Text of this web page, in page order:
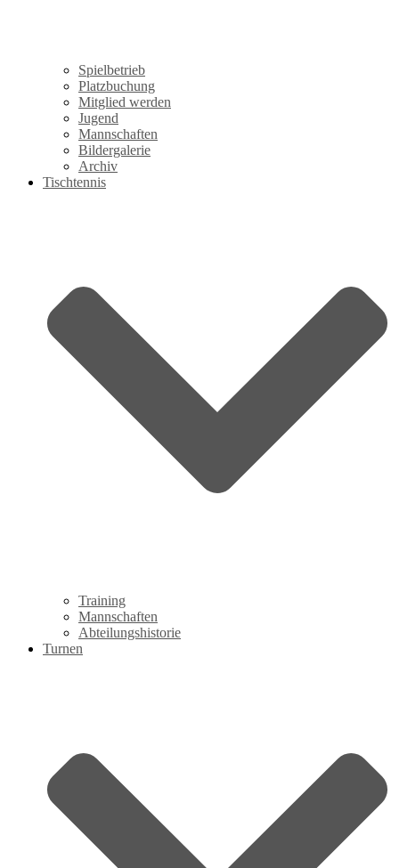
Spielbetrieb
Platzbuchung
Mitglied werden
Jugend
Mannschaften
Bildergalerie
Archiv
Tischtennis
Training
Mannschaften
Abteilungshistorie
Turnen